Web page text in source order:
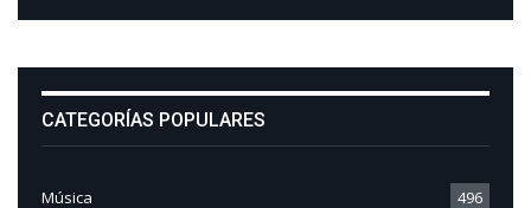
CATEGORÍAS POPULARES
Música 496